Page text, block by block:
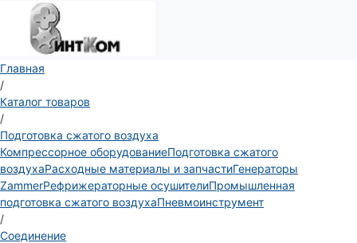
Главная
/
Каталог товаров
/
Подготовка сжатого воздуха
Компрессорное оборудованиеПодготовка сжатого
воздухаРасходные материалы и запчастиГенераторы
ZammerРефрижераторные осушителиПромышленная
подготовка сжатого воздухаПневмоинструмент
/
Соединение